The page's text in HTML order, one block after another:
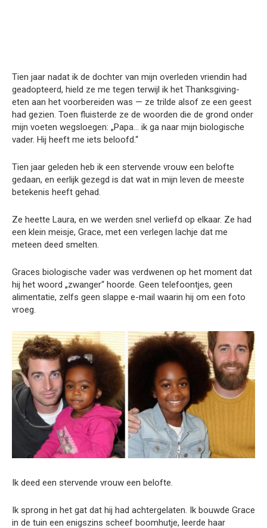
Tien jaar nadat ik de dochter van mijn overleden vriendin had
geadopteerd, hield ze me tegen terwijl ik het Thanksgiving-
eten aan het voorbereiden was — ze trilde alsof ze een geest
had gezien. Toen fluisterde ze de woorden die de grond onder
mijn voeten wegsloegen: „Papa… ik ga naar mijn biologische
vader. Hij heeft me iets beloofd.“
Tien jaar geleden heb ik een stervende vrouw een belofte
gedaan, en eerlijk gezegd is dat wat in mijn leven de meeste
betekenis heeft gehad.
Ze heette Laura, en we werden snel verliefd op elkaar. Ze had
een klein meisje, Grace, met een verlegen lachje dat me
meteen deed smelten.
Graces biologische vader was verdwenen op het moment dat
hij het woord „zwanger“ hoorde. Geen telefoontjes, geen
alimentatie, zelfs geen slappe e-mail waarin hij om een foto
vroeg.
Ik deed een stervende vrouw een belofte.
Ik sprong in het gat dat hij had achtergelaten. Ik bouwde Grace
in de tuin een enigszins scheef boomhutje, leerde haar